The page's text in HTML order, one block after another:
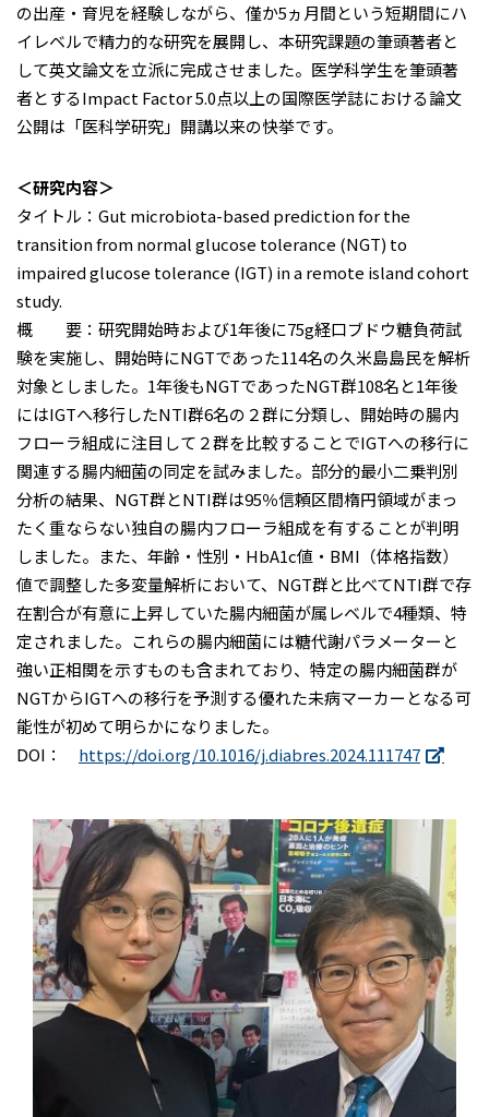
の出産・育児を経験しながら、僅か5ヵ月間という短期間にハ
イレベルで精力的な研究を展開し、本研究課題の筆頭著者と
して英文論文を立派に完成させました。医学科学生を筆頭著
者とするImpact Factor 5.0点以上の国際医学誌における論文
公開は「医科学研究」開講以来の快挙です。
＜研究内容＞
タイトル：Gut microbiota-based prediction for the
transition from normal glucose tolerance (NGT) to
impaired glucose tolerance (IGT) in a remote island cohort
study.
概 要：研究開始時および1年後に75g経口ブドウ糖負荷試
験を実施し、開始時にNGTであった114名の久米島島民を解析
対象としました。1年後もNGTであったNGT群108名と1年後
にはIGTへ移行したNTI群6名の２群に分類し、開始時の腸内
フローラ組成に注目して２群を比較することでIGTへの移行に
関連する腸内細菌の同定を試みました。部分的最小二乗判別
分析の結果、NGT群とNTI群は95％信頼区間楕円領域がまっ
たく重ならない独自の腸内フローラ組成を有することが判明
しました。また、年齢・性別・HbA1c値・BMI（体格指数）
値で調整した多変量解析において、NGT群と比べてNTI群で存
在割合が有意に上昇していた腸内細菌が属レベルで4種類、特
定されました。これらの腸内細菌には糖代謝パラメーターと
強い正相関を示すものも含まれており、特定の腸内細菌群が
NGTからIGTへの移行を予測する優れた未病マーカーとなる可
能性が初めて明らかになりました。
DOI： https://doi.org/10.1016/j.diabres.2024.111747